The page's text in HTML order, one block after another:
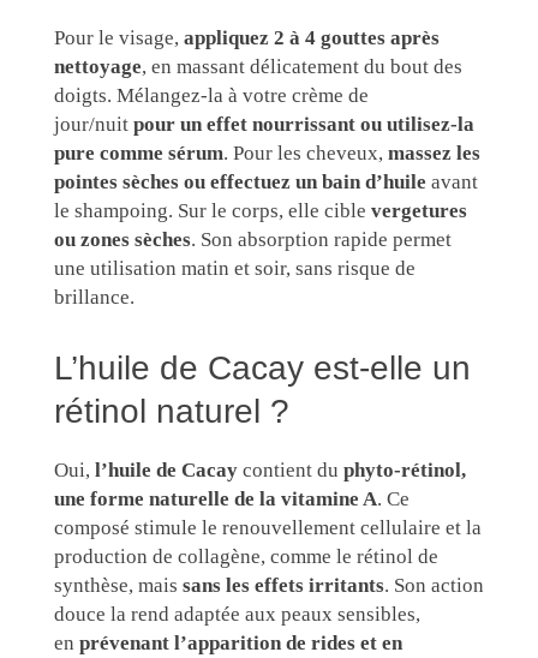
Pour le visage, appliquez 2 à 4 gouttes après
nettoyage, en massant délicatement du bout des
doigts. Mélangez-la à votre crème de
jour/nuit pour un effet nourrissant ou utilisez-la
pure comme sérum. Pour les cheveux, massez les
pointes sèches ou effectuez un bain d’huile avant
le shampoing. Sur le corps, elle cible vergetures
ou zones sèches. Son absorption rapide permet
une utilisation matin et soir, sans risque de
brillance.
L’huile de Cacay est-elle un
rétinol naturel ?
Oui, l’huile de Cacay contient du phyto-rétinol,
une forme naturelle de la vitamine A. Ce
composé stimule le renouvellement cellulaire et la
production de collagène, comme le rétinol de
synthèse, mais sans les effets irritants. Son action
douce la rend adaptée aux peaux sensibles,
en prévenant l’apparition de rides et en